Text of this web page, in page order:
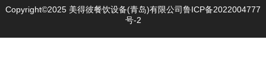
Copyright©2025 美得彼餐饮设备(青岛)有限公司 鲁ICP备2022004777
号-2